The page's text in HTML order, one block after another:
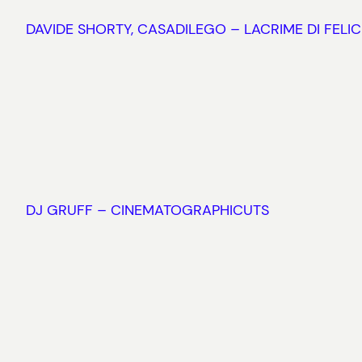
DAVIDE SHORTY, CASADILEGO – LACRIME DI
DJ GRUFF – CINEMATOGRAPHICUTS